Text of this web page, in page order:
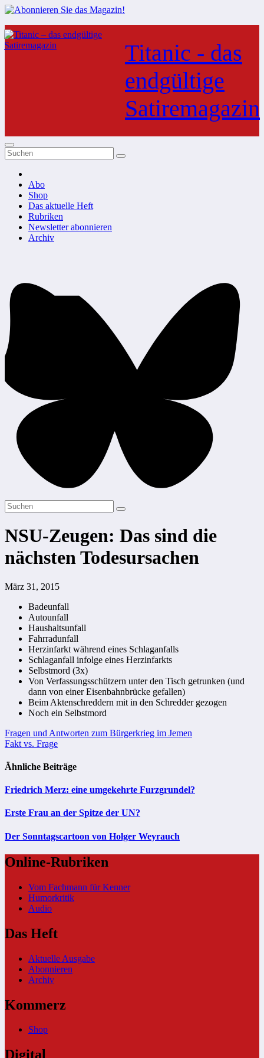
Zum
Inhalt
springen
Titanic - das
endgültige
Satiremagazin
Abo
Shop
Das aktuelle Heft
Rubriken
Newsletter abonnieren
Archiv
NSU-Zeugen: Das sind die
nächsten Todesursachen
März 31, 2015
Badeunfall
Autounfall
Haushaltsunfall
Fahrradunfall
Herzinfarkt während eines Schlaganfalls
Schlaganfall infolge eines Herzinfarkts
Selbstmord (3x)
Von Verfassungsschützern unter den Tisch getrunken (und
dann von einer Eisenbahnbrücke gefallen)
Beim Aktenschreddern mit in den Schredder gezogen
Noch ein Selbstmord
Beitragsnavigation
Fragen und Antworten zum Bürgerkrieg im Jemen
Fakt vs. Frage
Ähnliche Beiträge
Friedrich Merz: eine umgekehrte Furzgrundel?
Erste Frau an der Spitze der UN?
Der Sonntagscartoon von Holger Weyrauch
Online-Rubriken
Vom Fachmann für Kenner
Humorkritik
Audio
Das Heft
Aktuelle Ausgabe
Abonnieren
Archiv
Kommerz
Shop
Digital